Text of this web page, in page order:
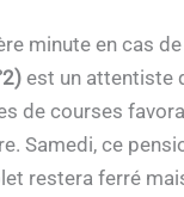
minute en cas
est un attentiste
de courses
Samedi, ce
restera ferré